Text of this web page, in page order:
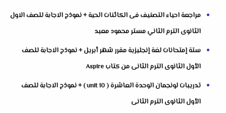
مراجعة احياء التصنيف فى الكائنات الحية + نموذج الاجابة للصف الاول
الثانوى الترم الثاني مستر محمود معبد
ستة إمتحانات لغة إنجليزية مقرر شهر أبريل + نموذج الاجابة للصف
الأول الثانوى الترم الثانى من كتاب Aspire
تدريبات لونجمان الوحدة العاشرة ( unit 10 ) + نموذج الاجابة للصف
الأول الثانوى الترم الثانى